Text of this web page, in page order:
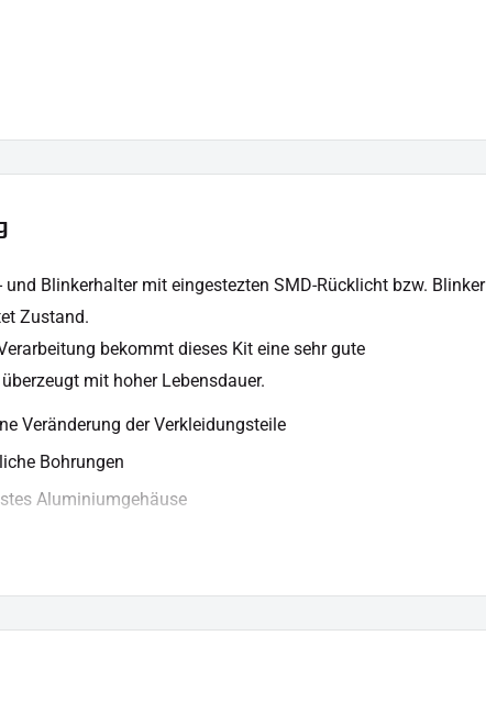
und Blinkerhalter mit eingestezten SMD-Rücklicht bzw. Blinker
Zustand.
bekommt dieses Kit eine sehr gute
mit hoher Lebensdauer.
Veränderung der Verkleidungsteile
Bohrungen
Aluminiumgehäuse
Einsatz mit E-Prüfzeichen